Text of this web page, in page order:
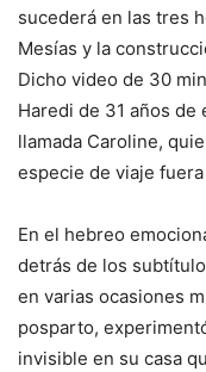
sucederá en las tres
Mesías y la
Dicho video de 30
Haredi de 31 años
llamada Caroline,
especie de viaje
En el hebreo
detrás de los
en varias ocasiones
posparto,
invisible en su casa